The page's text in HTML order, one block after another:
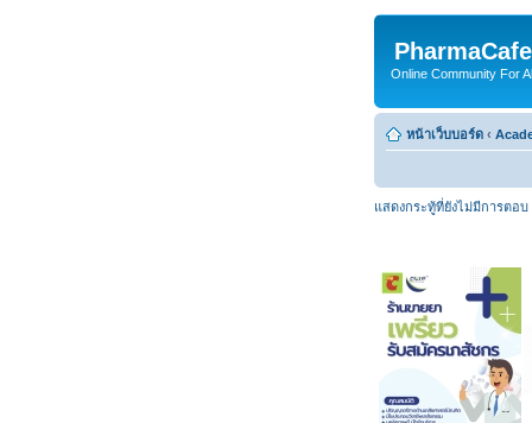
Online Community For
หน้าเว็บบอร์ด ‹
แสดงกระทู้ที่ยังไม่มีการตอบ